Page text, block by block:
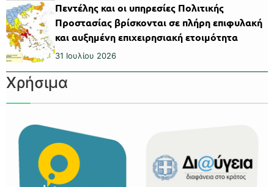
Πεντέλης και οι υπηρεσίες Πολιτικής
Προστασίας βρίσκονται σε πλήρη επιφυλακή
και αυξημένη επιχειρησιακή ετοιμότητα
31 Ιουλίου 2026
Χρήσιμα